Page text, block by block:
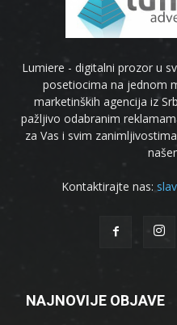
Lumiere - digitalni prozor u
posetiocima na jednom
marketinških agencija iz
pažljivo odabranim
za Vas i svim
Kontaktirajte nas:
NAJNOVIJE OBJAVE